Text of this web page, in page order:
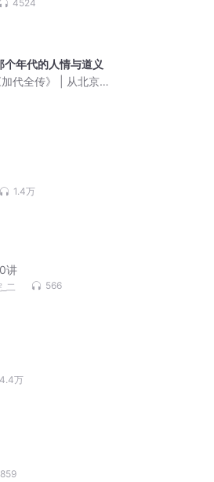
4524
个年代的人情与道义
代全传》 | 从北京
1.4万
讲
二 566
万